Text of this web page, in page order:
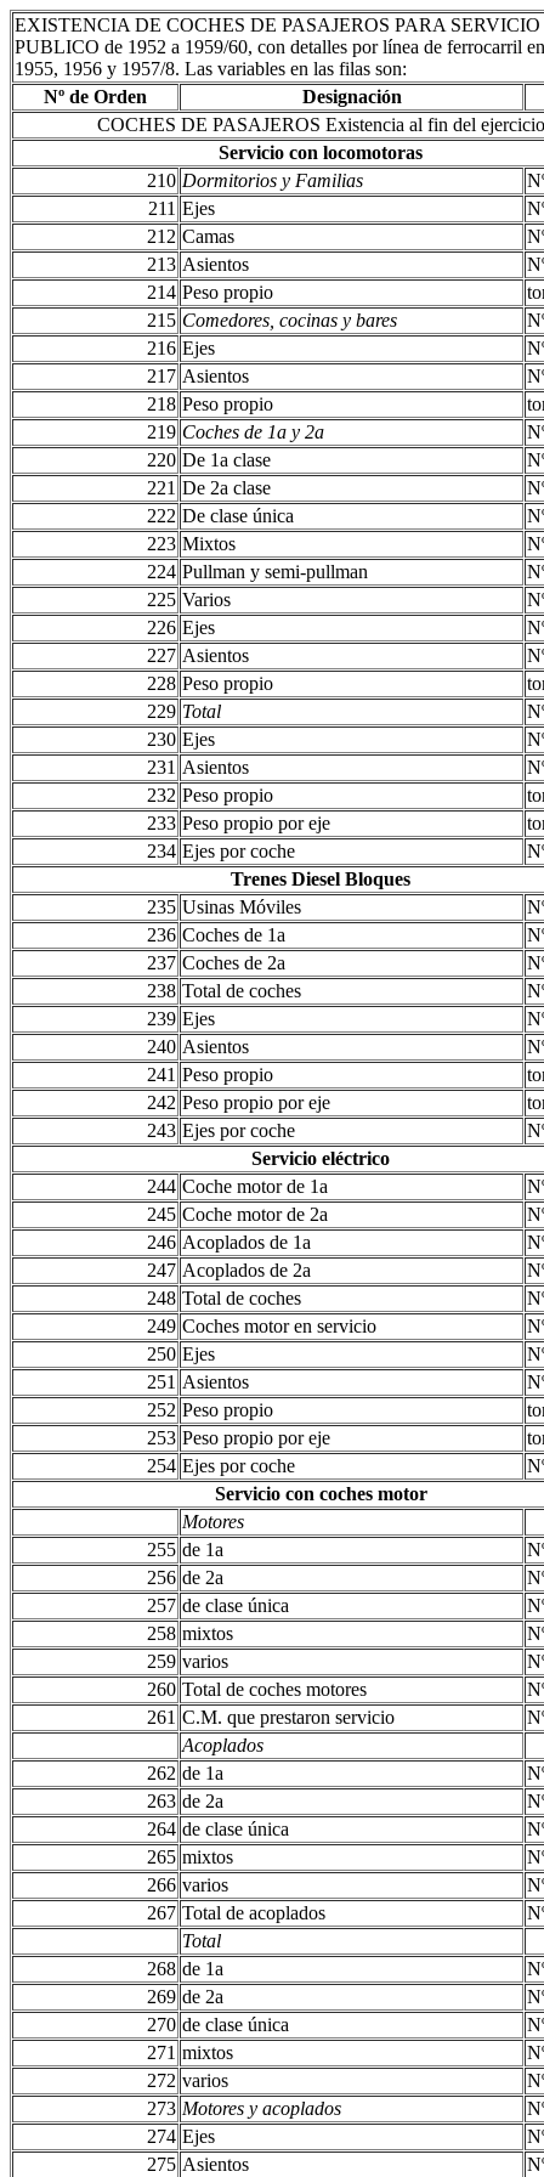
EXISTENCIA DE COCHES DE PASAJEROS PARA
PUBLICO de 1952 a 1959/60, con detalles por línea de ferrocarril
1955, 1956 y 1957/8. Las variables en las filas son:
Nº de Orden
Designación
COCHES DE PASAJEROS Existencia al fin del ejercicio
Servicio con locomotoras
210 Dormitorios y Familias
211 Ejes
212 Camas
213 Asientos
214 Peso propio
215 Comedores, cocinas y bares
216 Ejes
217 Asientos
218 Peso propio
219 Coches de 1a y 2a
220 De 1a clase
221 De 2a clase
222 De clase única
223 Mixtos
224 Pullman y semi-pullman
225 Varios
226 Ejes
227 Asientos
228 Peso propio
229 Total
230 Ejes
231 Asientos
232 Peso propio
233 Peso propio por eje
234 Ejes por coche
Trenes Diesel Bloques
235 Usinas Móviles
236 Coches de 1a
237 Coches de 2a
238 Total de coches
239 Ejes
240 Asientos
241 Peso propio
242 Peso propio por eje
243 Ejes por coche
Servicio eléctrico
244 Coche motor de 1a
245 Coche motor de 2a
246 Acoplados de 1a
247 Acoplados de 2a
248 Total de coches
249 Coches motor en servicio
250 Ejes
251 Asientos
252 Peso propio
253 Peso propio por eje
254 Ejes por coche
Servicio con coches motor
Motores
255 de 1a
256 de 2a
257 de clase única
258 mixtos
259 varios
260 Total de coches motores
261 C.M. que prestaron servicio
Acoplados
262 de 1a
263 de 2a
264 de clase única
265 mixtos
266 varios
267 Total de acoplados
Total
268 de 1a
269 de 2a
270 de clase única
271 mixtos
272 varios
273 Motores y acoplados
274 Ejes
275 Asientos